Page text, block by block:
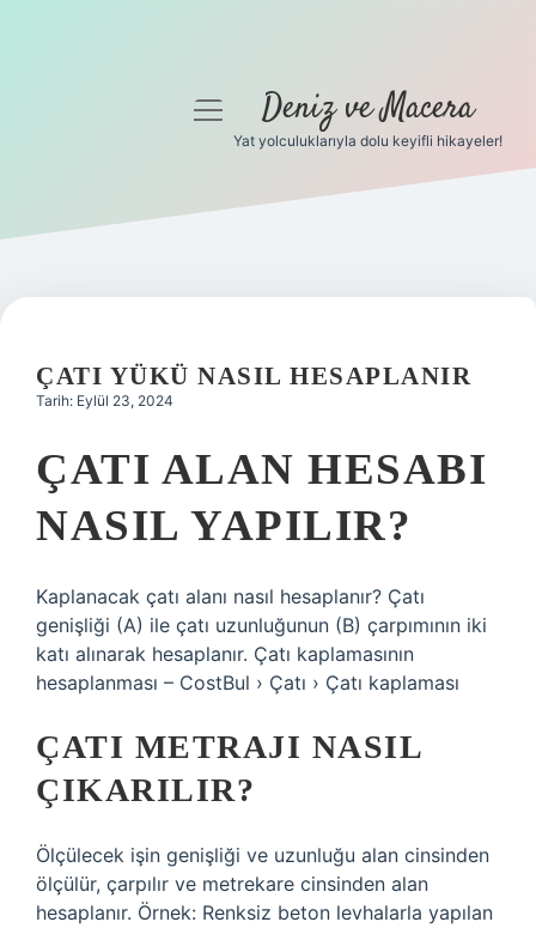
Gizlilik Politikası
Yasal Uyarı
menüyüDeniz ve Macera
Yat yolculuklarıyla dolu keyifli hikayeler!
ÇATI YÜKÜ NASIL HESAPLANIR
Tarih: Eylül 23, 2024
ÇATI ALAN HESABI
NASIL YAPILIR?
Kaplanacak çatı alanı nasıl hesaplanır? Çatı
genişliği (A) ile çatı uzunluğunun (B) çarpımının iki
katı alınarak hesaplanır. Çatı kaplamasının
hesaplanması – CostBul › Çatı › Çatı kaplaması
ÇATI METRAJI NASIL
ÇIKARILIR?
Ölçülecek işin genişliği ve uzunluğu alan cinsinden
ölçülür, çarpılır ve metrekare cinsinden alan
hesaplanır. Örnek: Renksiz beton levhalarla yapılan